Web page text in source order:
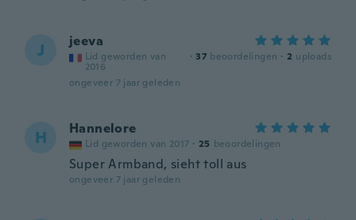
J jeeva
Lid geworden van
2016
· 37 beoordelingen · 2 uploads
ongeveer 7 jaar geleden
H Hannelore
Lid geworden van 2017 · 25 beoordelingen
Super Armband, sieht toll aus
ongeveer 7 jaar geleden